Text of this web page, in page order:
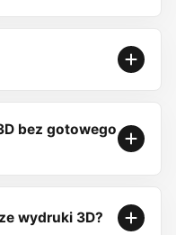
bez gotowego
wydruki 3D?